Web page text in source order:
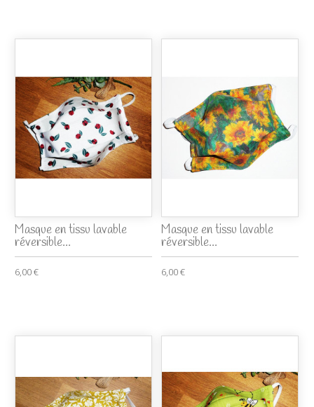
Masque en tissu lavable
réversible...
6,00 €
Masque en tissu lavable
réversible...
6,00 €